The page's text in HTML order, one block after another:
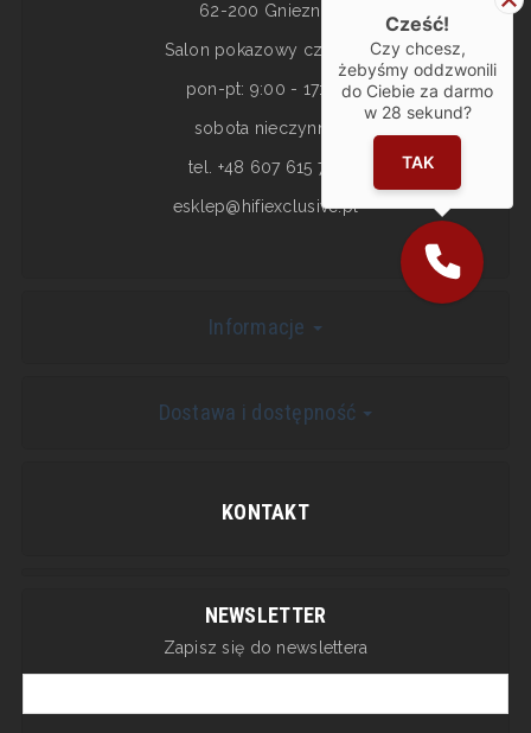
62-200 Gniezno
Salon pokazowy czynny:
pon-pt: 9:00 - 17:00
sobota nieczynne
tel. +48 607 615 717
esklep@hifiexclusive.pl
Informacje
Dostawa i dostępność
KONTAKT
NEWSLETTER
Zapisz się do newslettera
Cześć!
Czy chcesz,
żebyśmy oddzwonili
do Ciebie za darmo
w 28 sekund?
TAK